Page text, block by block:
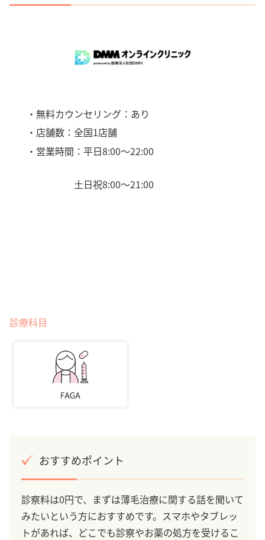
・無料カウンセリング：あり
・店舗数：全国1店舗
・営業時間：平日8:00〜22:00
土日祝8:00〜21:00
診療科目
おすすめポイント
診察料は0円で、まずは薄毛治療に関する話を聞いて
みたいという方におすすめです。スマホやタブレッ
トがあれば、どこでも診察やお薬の処方を受けるこ